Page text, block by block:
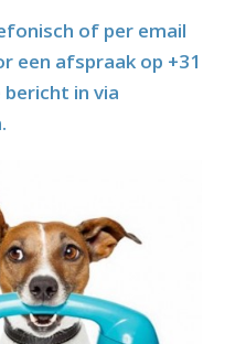
of per email
een afspraak op +31
in via